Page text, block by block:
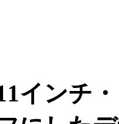
インチ